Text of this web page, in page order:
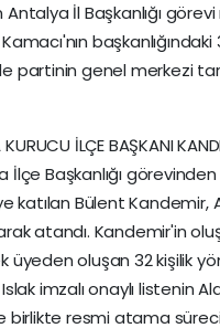
Antalya İl Başkanlığı
başkanlığındaki
partinin genel merkezi
İLÇE BAŞKANI
İlçe Başkanlığı
katılan Bülent Kandemir,
atandı. Kandemir'in
üyeden oluşan 32 kişilik
imzalı onaylı listenin
birlikte resmi atama